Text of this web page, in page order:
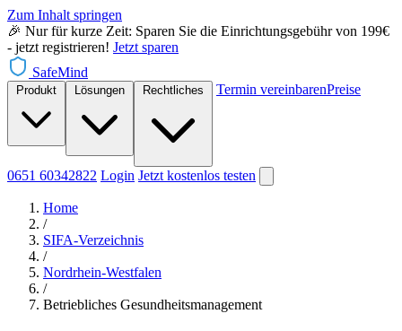
Zum Inhalt springen
🎉 Nur für kurze Zeit: Sparen Sie die Einrichtungsgebühr von 199€
- jetzt registrieren! Jetzt sparen
SafeMind
Termin vereinbarenPreise
0651 60342822 Login Jetzt kostenlos testen
Home
/
SIFA-Verzeichnis
/
Nordrhein-Westfalen
/
Betriebliches Gesundheitsmanagement